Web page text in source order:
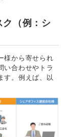
ク（例：シ
様から寄せられ
い合わせやトラ
す。例えば、以